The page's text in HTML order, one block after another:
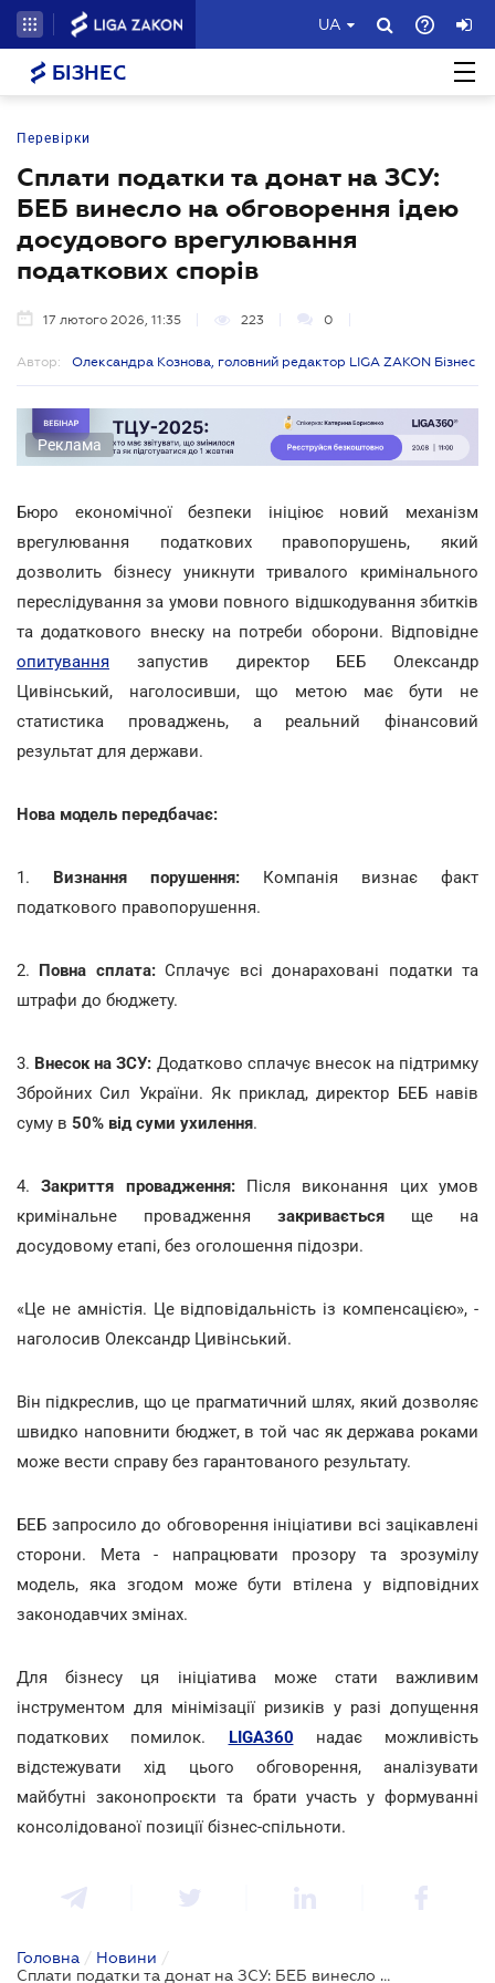
UA
БІЗНЕС
Перевірки
Сплати податки та донат на ЗСУ:
БЕБ винесло на обговорення ідею
досудового врегулювання
податкових спорів
17 лютого 2026, 11:35 223 0
Автор: Олександра Кознова, головний редактор LIGA ZAKON Бізнес
Реклама
Бюро економічної безпеки ініціює новий механізм
врегулювання податкових правопорушень, який
дозволить бізнесу уникнути тривалого кримінального
переслідування за умови повного відшкодування збитків
та додаткового внеску на потреби оборони. Відповідне
опитування запустив директор БЕБ Олександр
Цивінський, наголосивши, що метою має бути не
статистика проваджень, а реальний фінансовий
результат для держави.
Нова модель передбачає:
1. Визнання порушення: Компанія визнає факт
податкового правопорушення.
2. Повна сплата:Сплачує всі донараховані податки та
штрафи до бюджету.
3. Внесок на ЗСУ: Додатково сплачує внесок на підтримку
Збройних Сил України. Як приклад, директор БЕБ навів
суму в 50% від суми ухилення.
4. Закриття провадження:Після виконання цих умов
кримінальне провадження закривається ще на
досудовому етапі, без оголошення підозри.
«Це не амністія. Це відповідальність із компенсацією», -
наголосив Олександр Цивінський.
Він підкреслив, що це прагматичний шлях, який дозволяє
швидко наповнити бюджет, в той час як держава роками
може вести справу без гарантованого результату.
БЕБ запросило до обговорення ініціативи всі зацікавлені
сторони. Мета - напрацювати прозору та зрозумілу
модель, яка згодом може бути втілена у відповідних
законодавчих змінах.
Для бізнесу ця ініціатива може стати важливим
інструментом для мінімізації ризиків у разі допущення
податкових помилок. LIGA360 надає можливість
відстежувати хід цього обговорення, аналізувати
майбутні законопроєкти та брати участь у формуванні
консолідованої позиції бізнес-спільноти.
Головна / Новини /
Сплати податки та донат на ЗСУ: БЕБ винесло на обговорення ідею досудового врегулювання податкових спорів